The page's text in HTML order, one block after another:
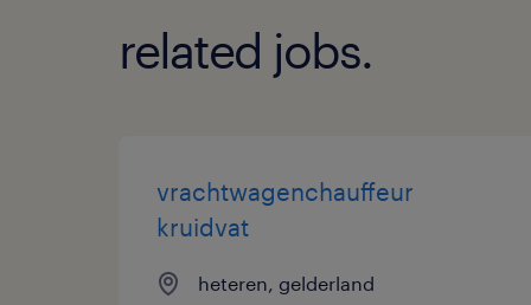
related jobs.
vrachtwagenchauffeur
kruidvat
heteren, gelderland